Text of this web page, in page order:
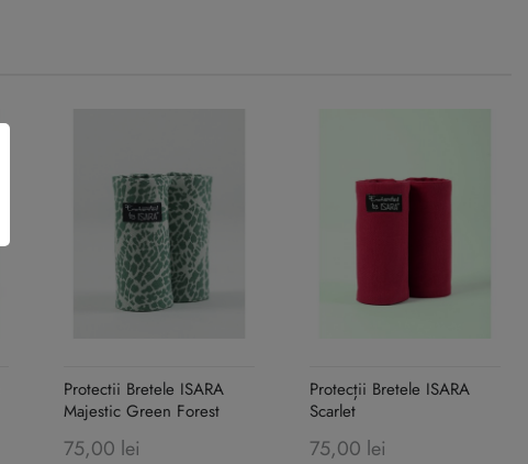
Protectii Bretele ISARA
Majestic Green Forest
75,00 lei
Protecții Bretele ISARA
Scarlet
75,00 lei